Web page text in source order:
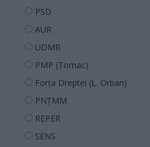
PSD
AUR
UDMR
PMP (Tomac)
Forța Dreptei (L. Orban)
PNȚMM
REPER
SENS